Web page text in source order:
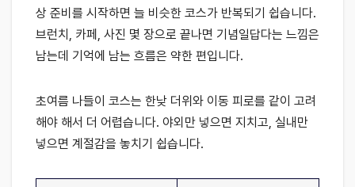
상 준비를 시작하면 늘 비슷한 코스가 반복되기 쉽습니다.
브런치, 카페, 사진 몇 장으로 끝나면 기념일답다는 느낌은
남는데 기억에 남는 흐름은 약한 편입니다.
초여름 나들이 코스는 한낮 더위와 이동 피로를 같이 고려
해야 해서 더 어렵습니다. 야외만 넣으면 지치고, 실내만
넣으면 계절감을 놓치기 쉽습니다.